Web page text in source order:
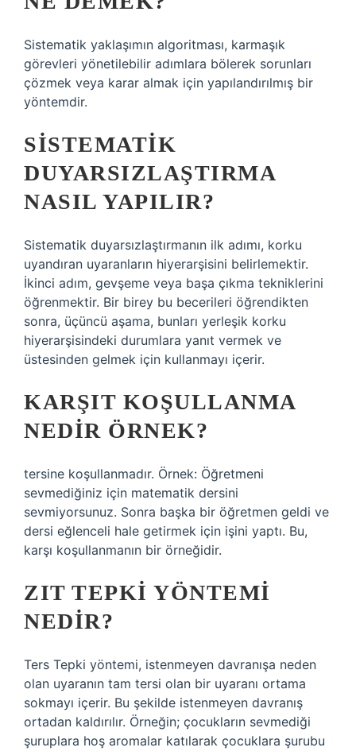
Sistematik yaklaşımın algoritması, karmaşık
görevleri yönetilebilir adımlara bölerek sorunları
çözmek veya karar almak için yapılandırılmış bir
yöntemdir.
SISTEMATIK
DUYARSIZLAŞTIRMA
NASIL YAPILIR?
Sistematik duyarsızlaştırmanın ilk adımı, korku
uyandıran uyaranların hiyerarşisini belirlemektir.
İkinci adım, gevşeme veya başa çıkma tekniklerini
öğrenmektir. Bir birey bu becerileri öğrendikten
sonra, üçüncü aşama, bunları yerleşik korku
hiyerarşisindeki durumlara yanıt vermek ve
üstesinden gelmek için kullanmayı içerir.
KARŞIT KOŞULLANMA
NEDIR ÖRNEK?
tersine koşullanmadır. Örnek: Öğretmeni
sevmediğiniz için matematik dersini
sevmiyorsunuz. Sonra başka bir öğretmen geldi ve
dersi eğlenceli hale getirmek için işini yaptı. Bu,
karşı koşullanmanın bir örneğidir.
ZIT TEPKI YÖNTEMI
NEDIR?
Ters Tepki yöntemi, istenmeyen davranışa neden
olan uyaranın tam tersi olan bir uyaranı ortama
sokmayı içerir. Bu şekilde istenmeyen davranış
ortadan kaldırılır. Örneğin; çocukların sevmediği
şuruplara hoş aromalar katılarak çocuklara şurubu